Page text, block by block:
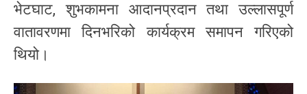
भेटघाट, शुभकामना आदानप्रदान तथा उल्लासपूर्ण
वातावरणमा दिनभरिको कार्यक्रम समापन गरिएको
थियो।